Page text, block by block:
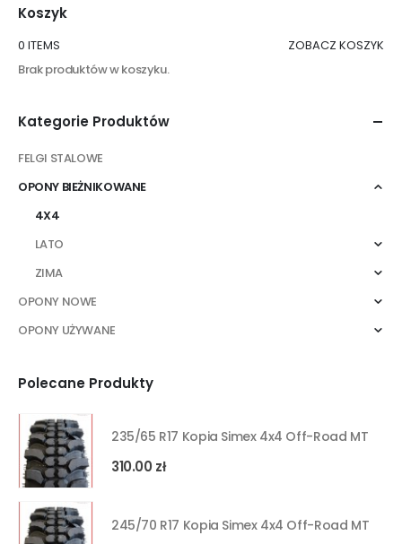
Koszyk
0 ITEMS
ZOBACZ KOSZYK
Brak produktów w koszyku.
Kategorie Produktów
FELGI STALOWE
OPONY BIEŻNIKOWANE
4X4
LATO
ZIMA
OPONY NOWE
OPONY UŻYWANE
Polecane Produkty
235/65 R17 Kopia Simex 4x4 Off-Road MT
310.00 zł
245/70 R17 Kopia Simex 4x4 Off-Road MT